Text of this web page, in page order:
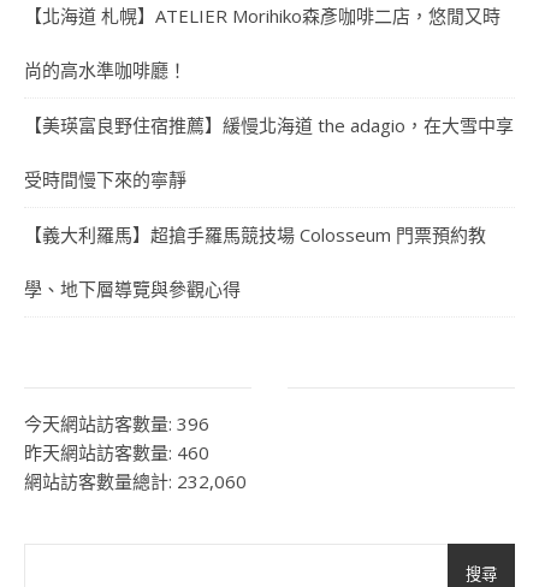
【北海道 札幌】ATELIER Morihiko森彥咖啡二店，悠閒又時
尚的高水準咖啡廳！
【美瑛富良野住宿推薦】緩慢北海道 the adagio，在大雪中享
受時間慢下來的寧靜
【義大利羅馬】超搶手羅馬競技場 Colosseum 門票預約教
學、地下層導覽與參觀心得
今天網站訪客數量: 396
昨天網站訪客數量: 460
網站訪客數量總計: 232,060
搜尋